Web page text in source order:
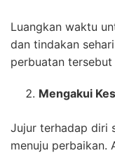
Luangkan waktu
dan tindakan
perbuatan
Mengakui
Jujur terhadap diri
menuju perbaikan.